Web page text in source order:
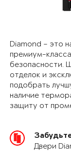
Diamond – это
премиум-
безопасности.
отделок и
подобрать
наличие
защиту от
Двери